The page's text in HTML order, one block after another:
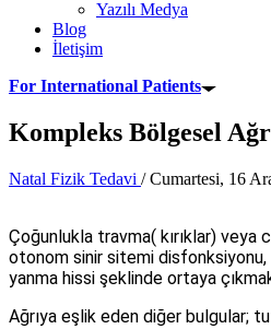
Yazılı Medya
Blog
İletişim
For International Patients
Kompleks Bölgesel
Natal Fizik Tedavi /Cumartesi, 16
Çoğunlukla travma( kırıklar)
otonom sinir sitemi
yanma hissi şeklinde ortaya
Ağrıya eşlik eden diğer bulgular;